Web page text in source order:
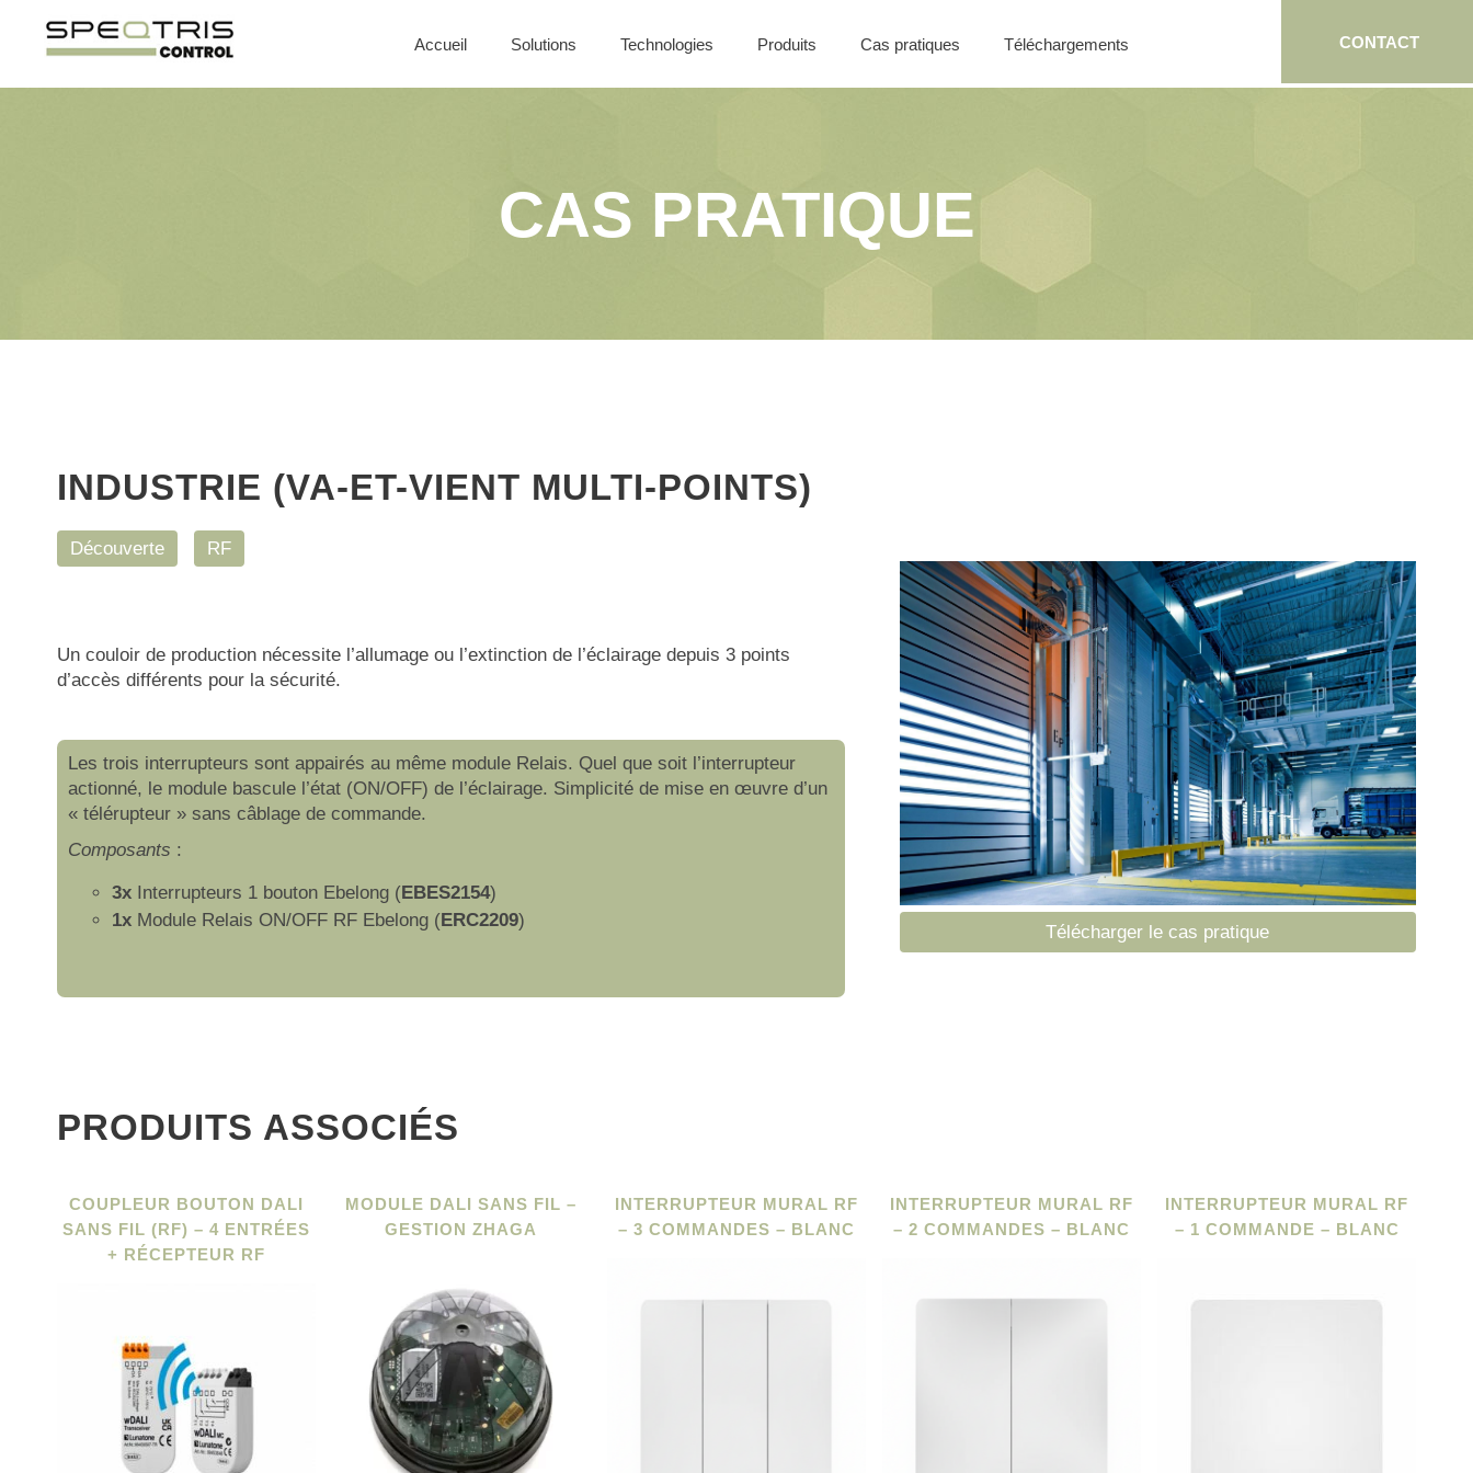
Accueil Solutions
Nos offres
Technologies
Solutions Filaires
Produits Cas pratiques Téléchargements CONTACT
CAS PRATIQUE
INDUSTRIE (VA-ET-VIENT MULTI-POINTS)
Découverte RF
Un couloir de production nécessite l’allumage ou l’extinction de l’éclairage depuis 3 points
d’accès différents pour la sécurité.
Les trois interrupteurs sont appairés au même module Relais. Quel que soit l’interrupteur
actionné, le module bascule l’état (ON/OFF) de l’éclairage. Simplicité de mise en œuvre d’un
« télérupteur » sans câblage de commande.
Composants :
3x Interrupteurs 1 bouton Ebelong (EBES2154)
1x Module Relais ON/OFF RF Ebelong (ERC2209)
Télécharger le cas pratique
PRODUITS ASSOCIÉS
COUPLEUR BOUTON DALI
SANS FIL (RF) – 4 ENTRÉES
+ RÉCEPTEUR RF
MODULE DALI SANS FIL –
GESTION ZHAGA
INTERRUPTEUR MURAL RF
– 3 COMMANDES – BLANC
INTERRUPTEUR MURAL RF
– 2 COMMANDES – BLANC
INTERRUPTEUR MURAL RF
– 1 COMMANDE – BLANC